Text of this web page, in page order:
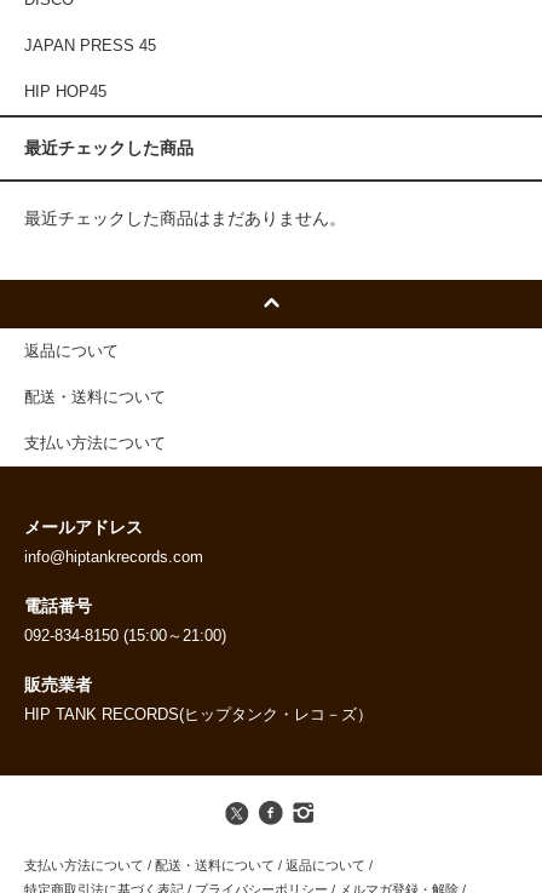
JAPAN PRESS 45
HIP HOP45
最近チェックした商品
最近チェックした商品はまだありません。
返品について
配送・送料について
支払い方法について
メールアドレス
info@hiptankrecords.com
電話番号
092-834-8150 (15:00～21:00)
販売業者
HIP TANK RECORDS(ヒップタンク・レコ－ズ）
支払い方法について / 配送・送料について / 返品について /
特定商取引法に基づく表記 / プライバシーポリシー / メルマガ登録・解除 /